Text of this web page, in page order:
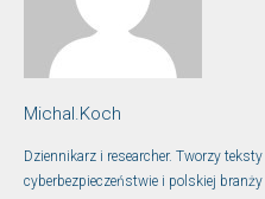
Michal.Koch
Dziennikarz i researcher. Tworzy
cyberbezpieczeństwie i polskiej